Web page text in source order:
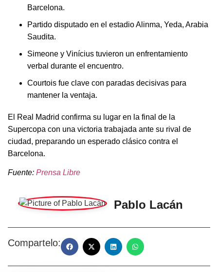
Barcelona.
Partido disputado en el estadio Alinma, Yeda, Arabia
Saudita.
Simeone y Vinícius tuvieron un enfrentamiento
verbal durante el encuentro.
Courtois fue clave con paradas decisivas para
mantener la ventaja.
El Real Madrid confirma su lugar en la final de la
Supercopa con una victoria trabajada ante su rival de
ciudad, preparando un esperado clásico contra el
Barcelona.
Fuente: Prensa Libre
Pablo Lacán
Compartelo: